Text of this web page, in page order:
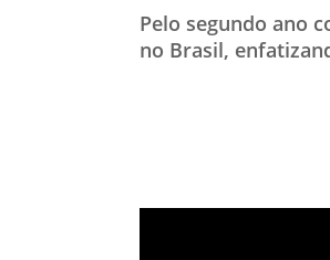
Pelo segundo ano
no Brasil,